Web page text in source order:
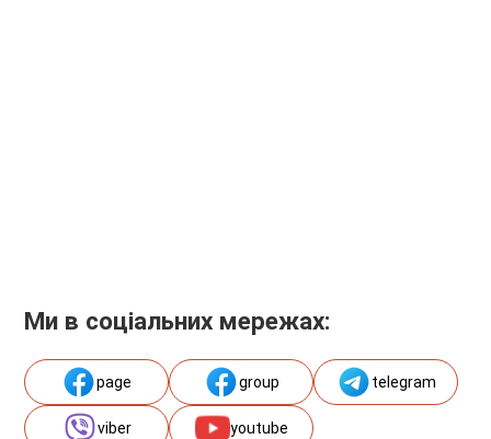
Ми в соціальних мережах:
page group telegram
viber youtube